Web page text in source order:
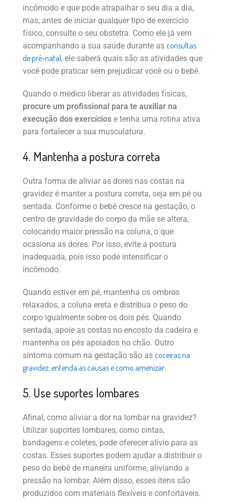
incômodo e que pode atrapalhar o seu dia a dia,
mas, antes de iniciar qualquer tipo de exercício
físico, consulte o seu obstetra. Como ele já vem
acompanhando a sua saúde durante as consultas
de pré-natal, ele saberá quais são as atividades que
você pode praticar sem prejudicar você ou o bebê.
Quando o médico liberar as atividades físicas,
procure um profissional para te auxiliar na
execução dos exercícios e tenha uma rotina ativa
para fortalecer a sua musculatura.
4. Mantenha a postura correta
Outra forma de aliviar as dores nas costas na
gravidez é manter a postura correta, seja em pé ou
sentada. Conforme o bebê cresce na gestação, o
centro de gravidade do corpo da mãe se altera,
colocando maior pressão na coluna, o que
ocasiona as dores. Por isso, evite a postura
inadequada, pois isso pode intensificar o
incômodo.
Quando estiver em pé, mantenha os ombros
relaxados, a coluna ereta e distribua o peso do
corpo igualmente sobre os dois pés. Quando
sentada, apoie as costas no encosto da cadeira e
mantenha os pés apoiados no chão. Outro
sintoma comum na gestação são as coceiras na
gravidez; entenda as causas e como amenizar.
5. Use suportes lombares
Afinal, como aliviar a dor na lombar na gravidez?
Utilizar suportes lombares, como cintas,
bandagens e coletes, pode oferecer alívio para as
costas. Esses suportes podem ajudar a distribuir o
peso do bebê de maneira uniforme, aliviando a
pressão na lombar. Além disso, esses itens são
produzidos com materiais flexíveis e confortáveis.